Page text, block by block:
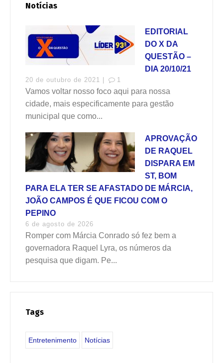
Notícias
EDITORIAL
DO X DA
QUESTÃO –
DIA 20/10/21
20 de outubro de 2021 | 1
Vamos voltar nosso foco aqui para nossa
cidade, mais especificamente para gestão
municipal que como...
APROVAÇÃO
DE RAQUEL
DISPARA EM
ST, BOM
PARA ELA TER SE AFASTADO DE MÁRCIA,
JOÃO CAMPOS É QUE FICOU COM O
PEPINO
6 de agosto de 2026
Romper com Márcia Conrado só fez bem a
governadora Raquel Lyra, os números da
pesquisa que digam. Pe...
Tags
Entretenimento Notícias